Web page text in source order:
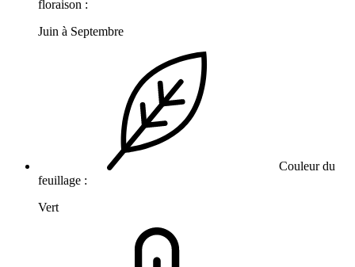
floraison :
Juin à Septembre
Couleur du
feuillage :
Vert